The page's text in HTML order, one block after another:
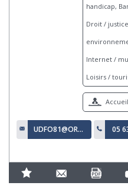
handicap,
Droit /
Internet /
Loisirs /
UDFO81@ORANGE.FR 05